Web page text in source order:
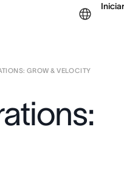
com Vendas Veja uma
GROW & VELOCITY